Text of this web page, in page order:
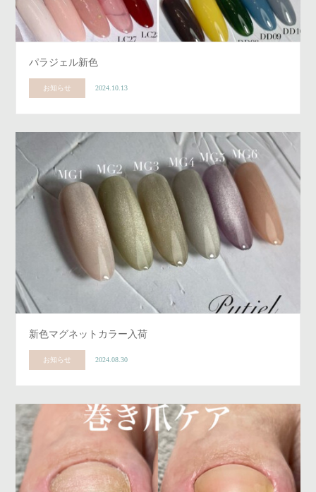
パラジェル新色
お知らせ 2024.10.13
新色マグネットカラー入荷
お知らせ 2024.08.30